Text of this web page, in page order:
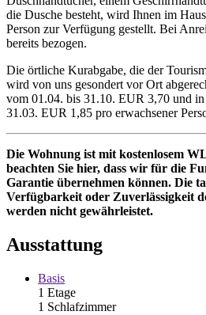
die Dusche besteht, wird Ihnen im
Person zur Verfügung gestellt. Bei
bereits bezogen.
Die örtliche Kurabgabe, die der
wird von uns gesondert vor Ort
vom 01.04. bis 31.10. EUR 3,70 und
31.03. EUR 1,85 pro erwachsener
Die Wohnung ist mit kostenlosem
beachten Sie hier, dass wir für die
Garantie übernehmen können. Die
Verfügbarkeit oder Zuverlässigkeit
werden nicht gewährleistet.
Ausstattung
Basis
1 Etage
1 Schlafzimmer